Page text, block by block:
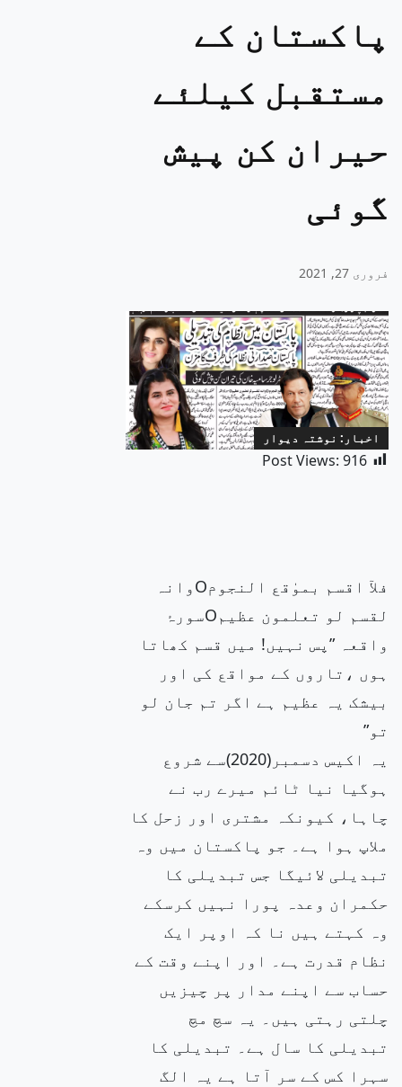
پاکستان کے
مستقبل کیلئے
حیران کن پیش
گوئی
فروری 27, 2021
اخبار: نوشتہ دیوار
Post Views: 916
فلآ اقسم بموٰقع النجومOوانہ
لقسم لو تعلمون عظیمOسورۂ
واقعہ ”پس نہیں! میں قسم کھاتا
ہوں ،تاروں کے مواقع کی اور
بیشک یہ عظیم ہے اگر تم جان لو
تو”
یہ اکیس دسمبر(2020)سے شروع
ہوگیا نیا ٹائم میرے رب نے
چاہا، کیونکہ مشتری اور زحل کا
ملاپ ہوا ہے۔ جو پاکستان میں وہ
تبدیلی لائیگا جس تبدیلی کا
حکمران وعدہ پورا نہیں کرسکے
وہ کہتے ہیں نا کہ اوپر ایک
نظام قدرت ہے۔ اور اپنے وقت کے
حساب سے اپنے مدار پر چیزیں
چلتی رہتی ہیں۔ یہ سچ مچ
تبدیلی کا سال ہے۔ تبدیلی کا
سہرا کس کے سر آتا ہے یہ الگ